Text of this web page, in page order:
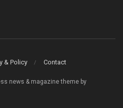
& Policy Contact
news & magazine theme by